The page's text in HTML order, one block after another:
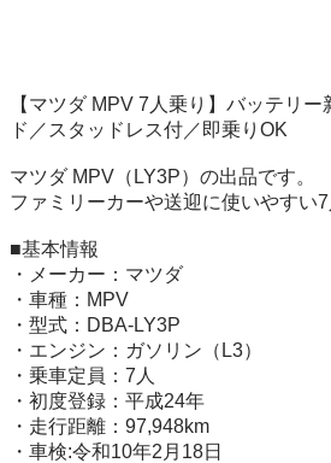
【マツダ MPV 7人乗り】バッテリ
ド／スタッドレス付／即乗りOK
マツダ MPV（LY3P）の出品です。
ファミリーカーや送迎に使いやすい7
■基本情報
・メーカー：マツダ
・車種：MPV
・型式：DBA-LY3P
・エンジン：ガソリン（L3）
・乗車定員：7人
・初度登録：平成24年
・走行距離：97,948km
・車検:令和10年2月18日